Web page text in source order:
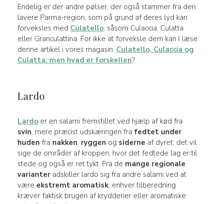
Endelig er der andre pølser, der også stammer fra den
lavere Parma-region, som på grund af deres lyd kan
forveksles med Culatello, såsom Culaccia, Culatta
eller Granculattina. For ikke at forveksle dem kan I læse
denne artikel i vores magasin: Culatello, Culaccia og
Culatta: men hvad er forskellen?
Lardo
Lardoer en salami fremstillet ved hjælp af kød fra
svin, mere præcist udskæringen fra fedtet under
huden fra nakken, ryggen og siderne af dyret, det vil
sige de områder af kroppen, hvor det fedtede lag er til
stede og også er ret tykt. Fra de mange regionale
varianteradskiller lardo sig fra andre salami ved at
være ekstremt aromatisk; enhver tilberedning
kræver faktisk brugen af krydderier eller aromatiske